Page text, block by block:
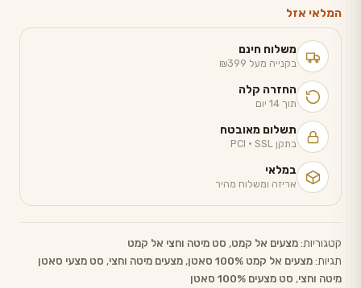
המלאי אזל
משלוח חינם
בקנייה מעל ₪399
החזרה קלה
תוך 14 יום
תשלום מאובטח
בתקן PCI · SSL
במלאי
אריזה ומשלוח מהיר
קטגוריות:מצעים אל קמט, סט מיטה וחצי אל קמט
תגיות:מצעים אל קמט 100% סאטן , מצעים מיטה וחצי, סט מצעי סאטן
מיטה וחצי, סט מצעים 100% סאטן